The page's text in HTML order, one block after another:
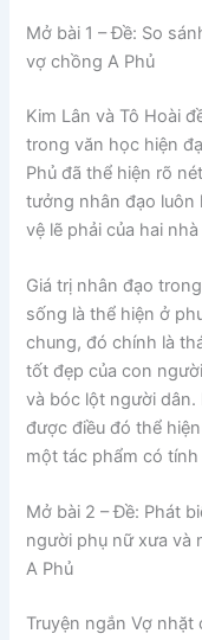
Mở bài 1 – Đề: So
vợ chồng A Phủ
Kim Lân và Tô Hoài
trong văn học hiện
Phủ đã thể hiện rõ
tưởng nhân đạo
vệ lẽ phải của hai
Giá trị nhân đạo
sống là thể hiện ở
chung, đó chính là
tốt đẹp của con
và bóc lột người
được điều đó thể
một tác phẩm có
Mở bài 2 – Đề: Phát
người phụ nữ xưa và
A Phủ
Truyện ngắn Vợ nhặt